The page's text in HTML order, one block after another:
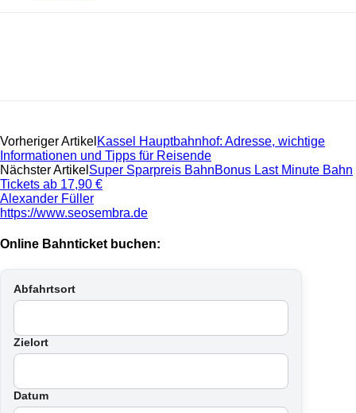
Vorheriger Artikel Kassel Hauptbahnhof: Adresse, wichtige
Informationen und Tipps für Reisende
Nächster Artikel Super Sparpreis BahnBonus Last Minute Bahn
Tickets ab 17,90 €
Alexander Füller
https://www.seosembra.de
Online Bahnticket buchen:
Abfahrtsort
Zielort
Datum